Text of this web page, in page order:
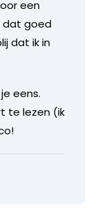
een
dat goed
dat ik in
eens.
te lezen (ik